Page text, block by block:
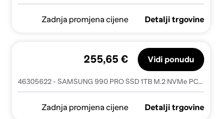
Zadnja promjena cijene Detalji trgovine
46305622 - SAMSUNG 990 PRO SSD 1TB M.2 NVMe PCIe - MZ-V9P1T0CW
255,65 € Vidi ponudu
Zadnja promjena cijene Detalji trgovine